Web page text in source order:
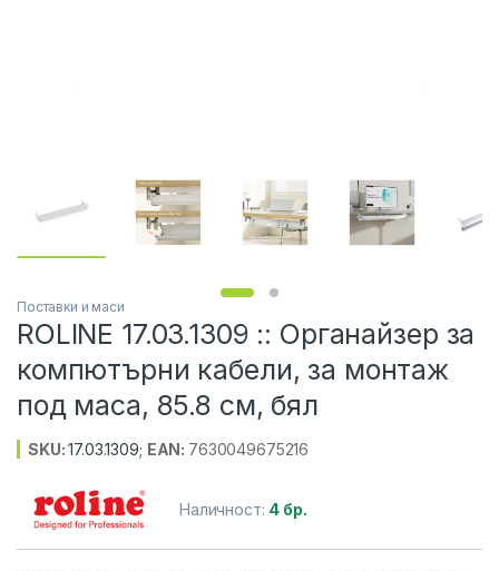
Поставки и маси
ROLINE 17.03.1309 :: Органайзер за
компютърни кабели, за монтаж
под маса, 85.8 см, бял
SKU:17.03.1309; EAN: 7630049675216
Наличност: 4 бр.